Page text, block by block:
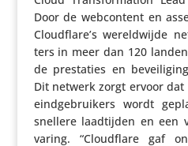
Door de webcon­tent en
Cloudflare’s wereld­wijde
ters in meer dan 120
de pres­ta­ties en
Dit netwerk zorgt ervoor
eind­ge­brui­kers wordt
snellere laad­tijden en een
va­ring. “Cloud­flare gaf